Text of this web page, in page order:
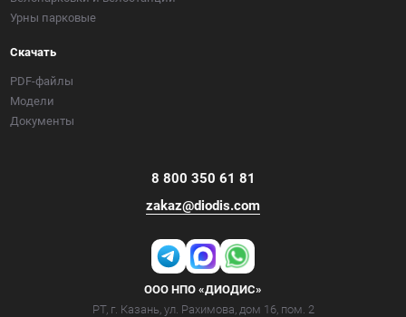
8 800 350 61 81
zakaz@diodis.com
ООО НПО «ДИОДИС»
РТ, г. Казань, ул. Рахимова, дом 16, пом. 2
Урны парковые
Скачать
PDF-файлы
Модели
Документы